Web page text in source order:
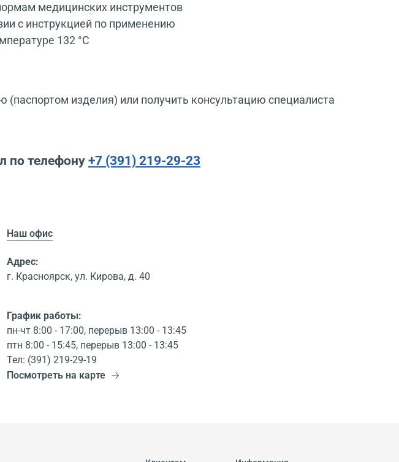
медицинских инструментов
с инструкцией по применению
132 °С
изделия) или получить консультацию специалиста
по телефону +7 (391) 219-29-23
Наш офис
Адрес:
г. Красноярск, ул. Кирова, д. 40
График работы:
пн-чт 8:00 - 17:00, перерыв 13:00 - 13:45
птн 8:00 - 15:45, перерыв 13:00 - 13:45
Тел: (391) 219-29-19
Посмотреть на карте